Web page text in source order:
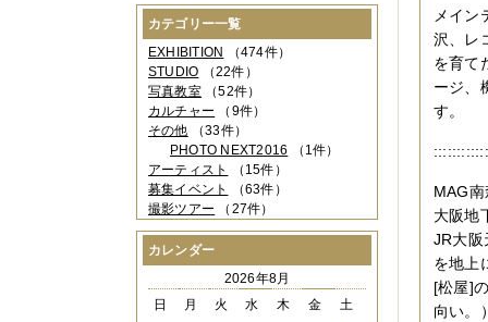
メイン
沢、レ
を育て
ージ、
す。
MAG
大阪地
JR大阪
を地上
[松屋]
向い。
2022年09月（2件）
2022年08月
（3件）
2022年07月（3件）
2022年05月（4件）
2022年04月（2件）
2022年03月
（5件）
2022年02月（3件）
2022年01月（3件）
2021年12月（2件）
2021年11月（3件）
2021年10月
（1件）
2021年08月
2021年07月（1件）
（3件）
2021年05月（2件）
カテゴリー一覧
EXHIBITION （474件）
STUDIO （22件）
写真教室（52件）
カルチャー （9件）
その他 （33件）
PHOTO NEXT2016 （1件）
アーティスト
（15件）
募集イベント
（63件）
撮影ツアー （27件）
カレンダー
2026年8月
日
月 火 水 木 金
土